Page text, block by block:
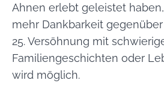
Ahnen erlebt geleistet
mehr Dankbarkeit
25. Versöhnung mit
Familiengeschichten oder
wird möglich.